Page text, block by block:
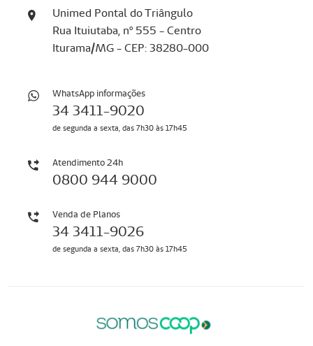
Unimed Pontal do Triângulo
Rua Ituiutaba, nº 555 - Centro
Iturama/MG - CEP: 38280-000
WhatsApp informações
34 3411-9020
de segunda a sexta, das 7h30 às 17h45
Atendimento 24h
0800 944 9000
Venda de Planos
34 3411-9026
de segunda a sexta, das 7h30 às 17h45